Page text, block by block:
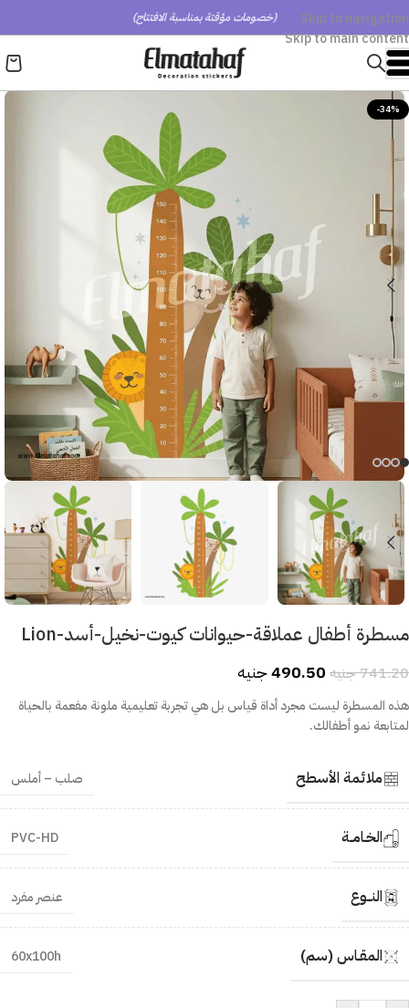
Skip to navigation
Skip to main content
(خصومات مؤقتة بمناسبة الافتتاح)
-34%
مسطرة أطفال عملاقة-حيوانات كيوت-نخيل-أسد-Lion
741.20جنيه 490.50جنيه
هذه المسطرة ليست مجرد أداة قياس بل هي تجربة تعليمية ملونة مفعمة بالحياة
لمتابعة نمو أطفالك.
ملائمة الأسطح صلب – أملس
الخـامــة PVC-HD
النــوع عنصر مفرد
المقـاس (سم) 60x100h